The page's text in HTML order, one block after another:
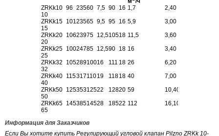
ZRKk
10
10 96 23560 7,5 90 16 1,7
2,40
ZRKk
15
15 10123565 9,5 95 16 5,9
3,00
ZRKk
20
20 10623975 12,510518 11,5
3,60
ZRKk
25
25 10024785 12,590 18 16
3,40
ZRKk
32
32 10528910016 111 18 26
6,20
ZRKk
40
40 11531711019 11818 40
7,00
ZRKk
50
50 12535312522 12820 59
10,40
ZRKk
65
65 14538514528 18522 112 16,10
Информация для Заказчиков
Если Вы хотите купить Регулирующий угловой клапан Pilzno ZRKk 10-